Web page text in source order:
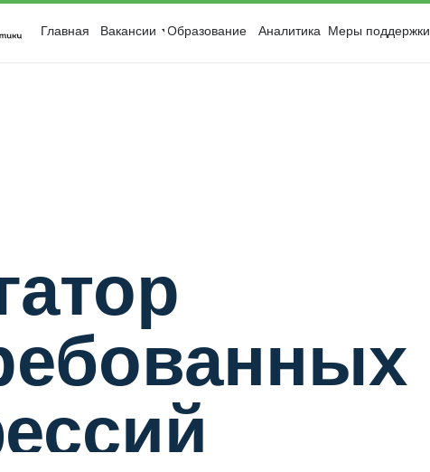
Главная Вакансии Аналитика
Образование Меры поддержки